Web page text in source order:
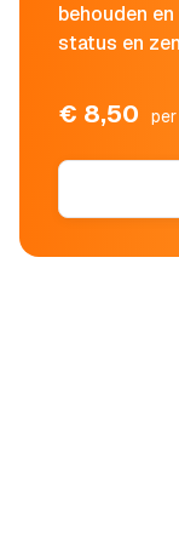
behouden
status en
€ 8,50